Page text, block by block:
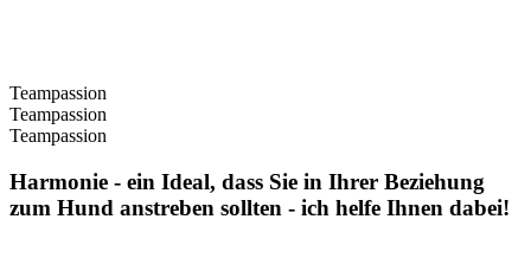
Teampassion
Teampassion
Teampassion
Harmonie - ein Ideal, dass Sie in Ihrer Beziehung
zum Hund anstreben sollten - ich helfe Ihnen dabei!